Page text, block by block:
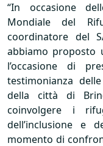
“In occasione
Mondiale del
coordinatore del
abbiamo proposto
l’occasione di
testimonianza
della città di
coinvolgere i
dell’inclusione e
momento di